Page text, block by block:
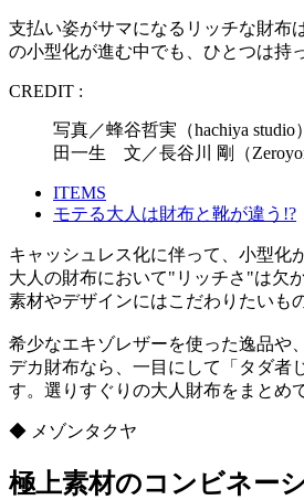
支払い姿がサマになるリッチな財布
の小型化が進む中でも、ひとつは持
CREDIT :
写真／蜂谷哲実（hachiya
田一生 文／長谷川 剛（
ITEMS
モテる大人は財布と靴が違う!?
キャッシュレス化に伴って、小型化
大人の財布において"リッチさ"は欠
素材やデザインにはこだわりたいもの
希少なエキゾレザーを使った逸品や
デカ財布なら、一目にして「タダ者
す。選りすぐりの大人財布をまとめ
◆ メゾンタクヤ
極上素材のコンビネー